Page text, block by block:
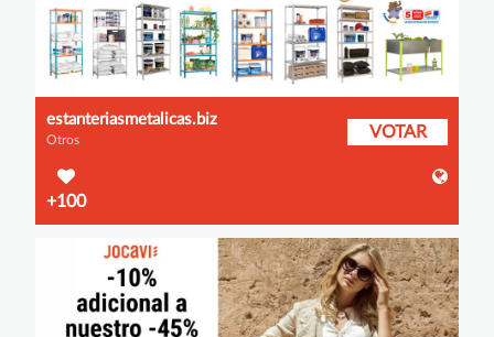
estanteriasmetalicas.biz
Otros VOTAR
+100